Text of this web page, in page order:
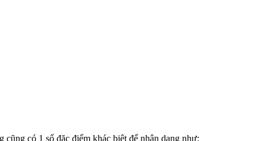
có 1 số đặc điểm khác biệt để nhận dạng như: